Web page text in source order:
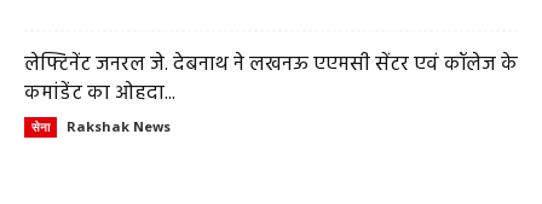
लेफ्टिनेंट जनरल जे. देबनाथ ने लखनऊ एएमसी सेंटर एवं कॉलेज के
कमांडेंट का ओहदा...
सेना Rakshak News